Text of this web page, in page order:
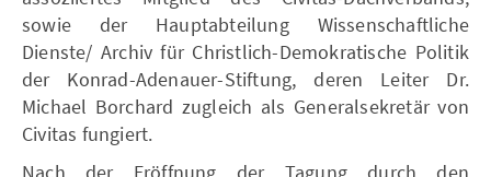
sowie der Hauptabteilung Wissenschaftliche
Dienste/ Archiv für Christlich-Demokratische Politik
der Konrad-Adenauer-Stiftung, deren Leiter Dr.
Michael Borchard zugleich als Generalsekretär von
Civitas fungiert.
Nach der Eröffnung der Tagung durch den